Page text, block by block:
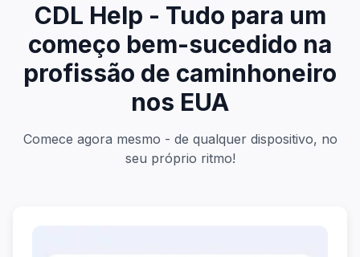
CDL Help - Tudo para um
começo bem-sucedido na
profissão de caminhoneiro
nos EUA
Comece agora mesmo - de qualquer dispositivo, no
seu próprio ritmo!